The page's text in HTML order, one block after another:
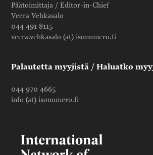
Päätoimittaja / Editor-in-Chief
Veera Vehkasalo
044 491 8115
veera.vehkasalo (at) isonumero.fi
Palautetta myyjistä / Haluatko
044 970 4665
info (at) isonumero.fi